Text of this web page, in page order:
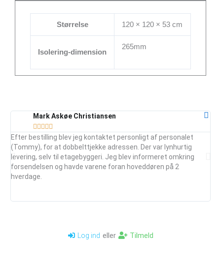
Størrelse 120 × 120 × 53 cm
Isolering-dimension
265mm
Mark Askøe Christiansen
    
Efter bestilling blev jeg kontaktet personligt af personalet
(Tommy), for at dobbelttjekke adressen. Der var lynhurtig
levering, selv til etagebyggeri. Jeg blev informeret omkring
forsendelsen og havde varene foran hoveddøren på 2
hverdage.
Log ind eller Tilmeld